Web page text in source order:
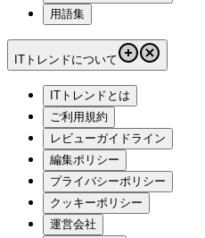
用語集
ITトレンドについて
ITトレンドとは
ご利用規約
レビューガイドライン
編集ポリシー
プライバシーポリシー
クッキーポリシー
運営会社